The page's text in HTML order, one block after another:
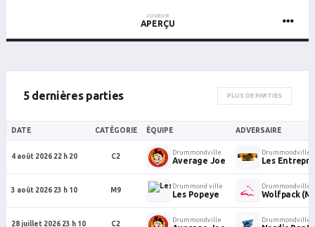
JOUEUR
APERÇU
5 dernières parties PLUS DE PARTIES
DATE CATÉGORIE ÉQUIPE ADVERSAIRE
4 août 2026 22 h 20 C2
Drummondville
Average Joe
Drummondville
Les
3 août 2026 23 h 10 M9
Drummond ville
Les Popeye
Drummondville
Wolfpack
28 juillet 2026 23 h 10 C2
Drummondville Drummondville